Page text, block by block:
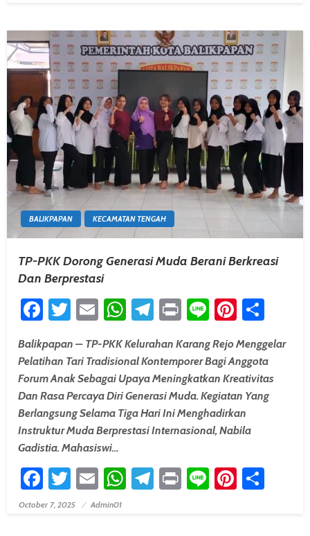
BALIKPAPAN KECAMATAN TENGAH
TP-PKK Dorong Generasi Muda Berani Berkreasi
Dan Berprestasi
Facebook
Twitter
EmailWhatsApp
Telegram
PrintLine
Balikpapan – TP-PKK Kelurahan Karang Rejo Menggelar
Pelatihan Tari Tradisional Kontemporer Bagi Anggota
Forum Anak Sebagai Upaya Meningkatkan Kreativitas
Dan Rasa Percaya Diri Generasi Muda. Kegiatan Yang
Berlangsung Selama Tiga Hari Ini Menghadirkan
Instruktur Muda Berprestasi Internasional, Nabila
Gadistia. Mahasiswi…
Facebook
Twitter
EmailWhatsApp
Telegram
PrintLine
Posted On
October 7, 2025 Admin01